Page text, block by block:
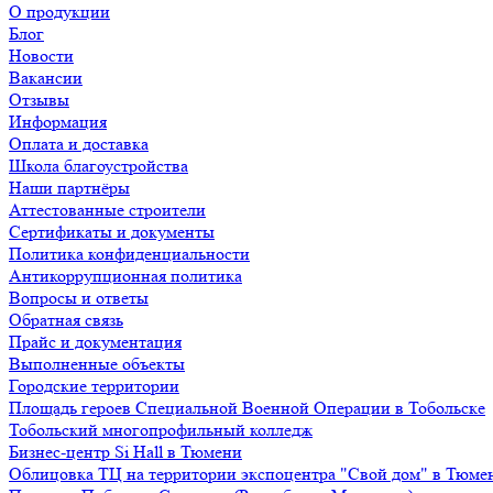
О продукции
Блог
Новости
Вакансии
Отзывы
Информация
Оплата и доставка
Школа благоустройства
Наши партнёры
Аттестованные строители
Сертификаты и документы
Политика конфиденциальности
Антикоррупционная политика
Вопросы и ответы
Обратная связь
Прайс и документация
Выполненные объекты
Городские территории
Площадь героев Специальной Военной Операции в Тобольске
Тобольский многопрофильный колледж
Бизнес-центр Si Hall в Тюмени
Облицовка ТЦ на территории экспоцентра "Свой дом" в